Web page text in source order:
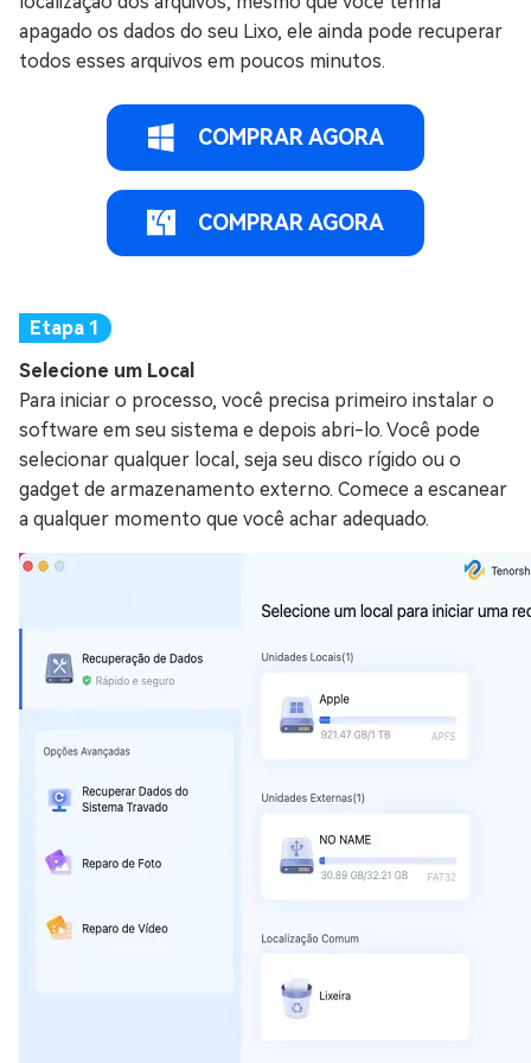
apagado os dados do seu Lixo, ele ainda pode recuperar
todos esses arquivos em poucos minutos.
COMPRAR AGORA
COMPRAR AGORA
Selecione um Local
Para iniciar o processo, você precisa primeiro instalar o
software em seu sistema e depois abri-lo. Você pode
selecionar qualquer local, seja seu disco rígido ou o
gadget de armazenamento externo. Comece a escanear
a qualquer momento que você achar adequado.